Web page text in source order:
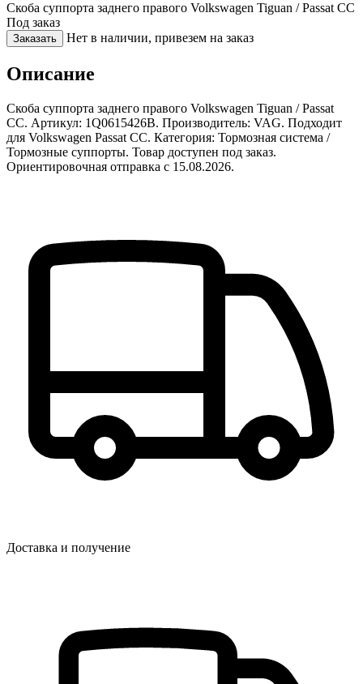
Скоба суппорта заднего правого Volkswagen Tiguan / Passat CC
Под заказ
Заказать Нет в наличии, привезем на заказ
Описание
Скоба суппорта заднего правого Volkswagen Tiguan / Passat
CC. Артикул: 1Q0615426B. Производитель: VAG. Подходит
для Volkswagen Passat CC. Категория: Тормозная система /
Тормозные суппорты. Товар доступен под заказ.
Ориентировочная отправка с 15.08.2026.
Доставка и получение